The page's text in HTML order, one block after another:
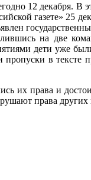
12 декабря. В
газете» 25
на две
дети уже
в тексте
их права и
права